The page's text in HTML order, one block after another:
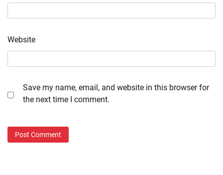
Website
Save my name, email, and website in this browser for
the next time I comment.